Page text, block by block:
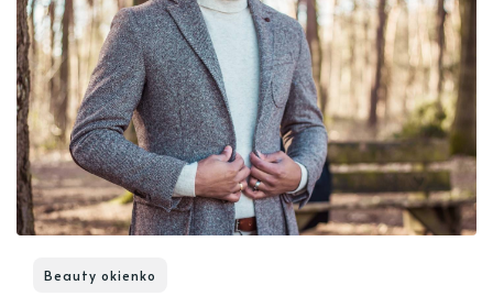
Beauty okienko